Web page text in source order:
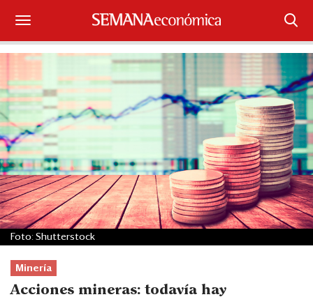
Suscríbase
Iniciar sesión
Portada
¿Qué está pasando?
Sectores y Empresas
Management
Economía y Finanzas
Minería
Acciones mineras: todavía hay
Foto: Shutterstock